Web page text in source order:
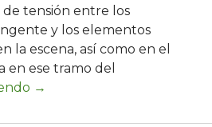
tensión entre los
y los elementos
la escena, así como en el
en ese tramo del